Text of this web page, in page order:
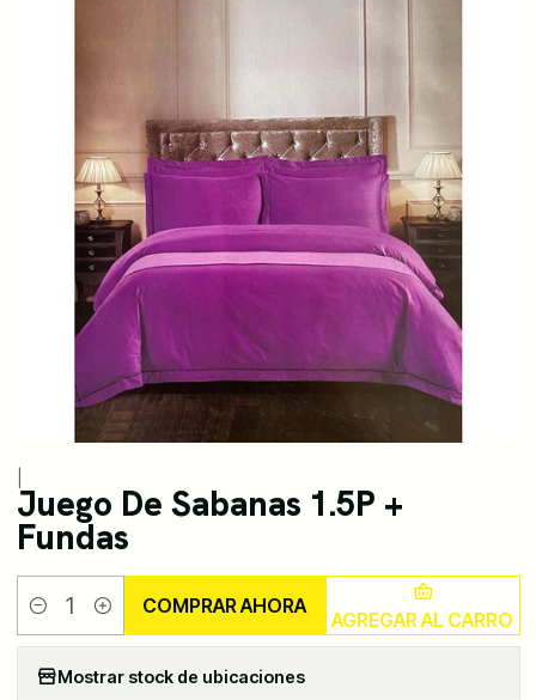
Juego De Sabanas 1.5P +
Fundas
Cantidad AGREGAR AL CARRO
COMPRAR AHORA
Mostrar stock de ubicaciones